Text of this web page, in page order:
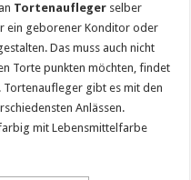
Tortenaufleger selber
ein geborener Konditor oder
Das muss auch nicht
Torte punkten möchten, findet
. Tortenaufleger gibt es mit den
Anlässen.
mit Lebensmittelfarbe